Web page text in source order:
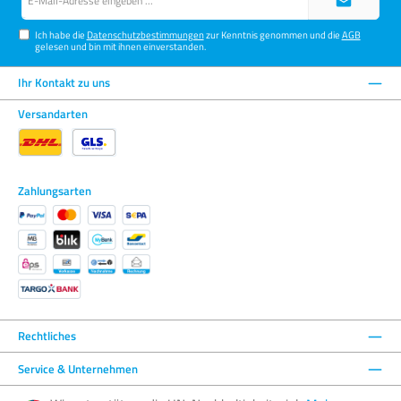
Ich habe die Datenschutzbestimmungenzur Kenntnis genommen und dieAGB
gelesen und bin mit ihnen einverstanden.
Ihr Kontakt zu uns
Versandarten
Zahlungsarten
Rechtliches
Service & Unternehmen